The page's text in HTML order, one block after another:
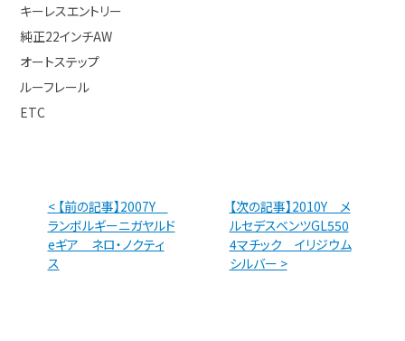
キーレスエントリー
純正22インチAW
オートステップ
ルーフレール
ETC
< 【前の記事】2007Y
ランボルギーニガヤルド
eギア ネロ・ノクティ
ス
【次の記事】2010Y メ
ルセデスベンツGL550
4マチック イリジウム
シルバー >